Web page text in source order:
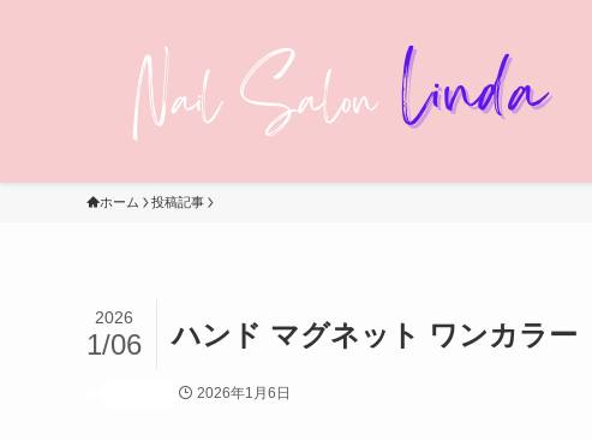
ホーム 投稿記事
ハンド マグネット ワンカラー
2026
1/06
2026年1月6日